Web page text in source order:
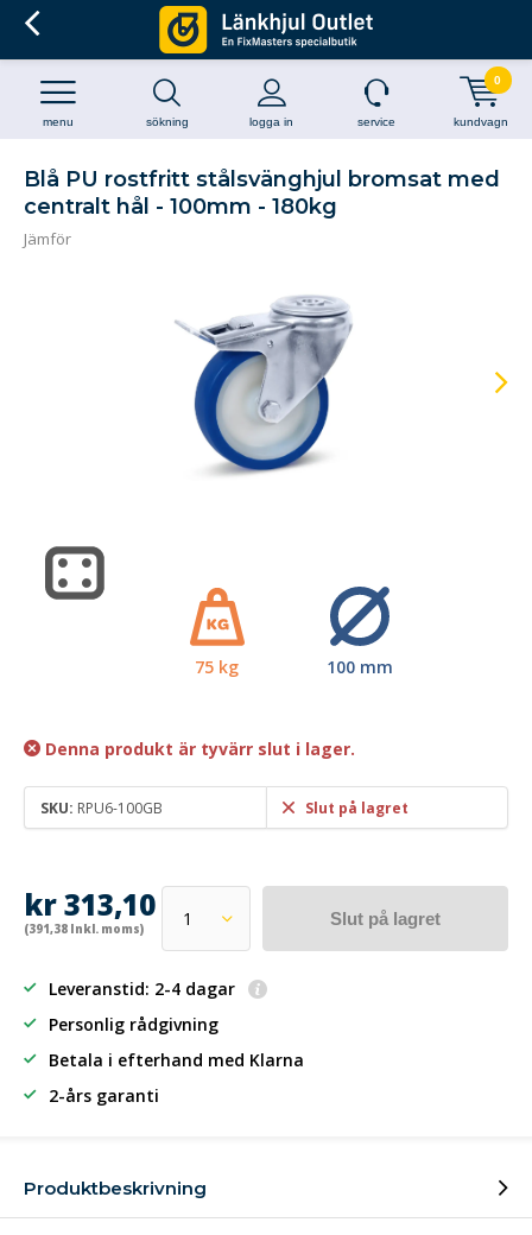
sökning logga in
menu service kundvagn
0
Blå PU rostfritt stålsvänghjul bromsat med
centralt hål - 100mm - 180kg
Jämför
75 kg 100 mm
Denna produkt är tyvärr slut i lager.
SKU: RPU6-100GB Slut på lagret
kr 313,10
(391,38 Inkl. moms)
Slut på lagret
Leveranstid: 2-4 dagar
Personlig rådgivning
Betala i efterhand med Klarna
2-års garanti
Produktbeskrivning